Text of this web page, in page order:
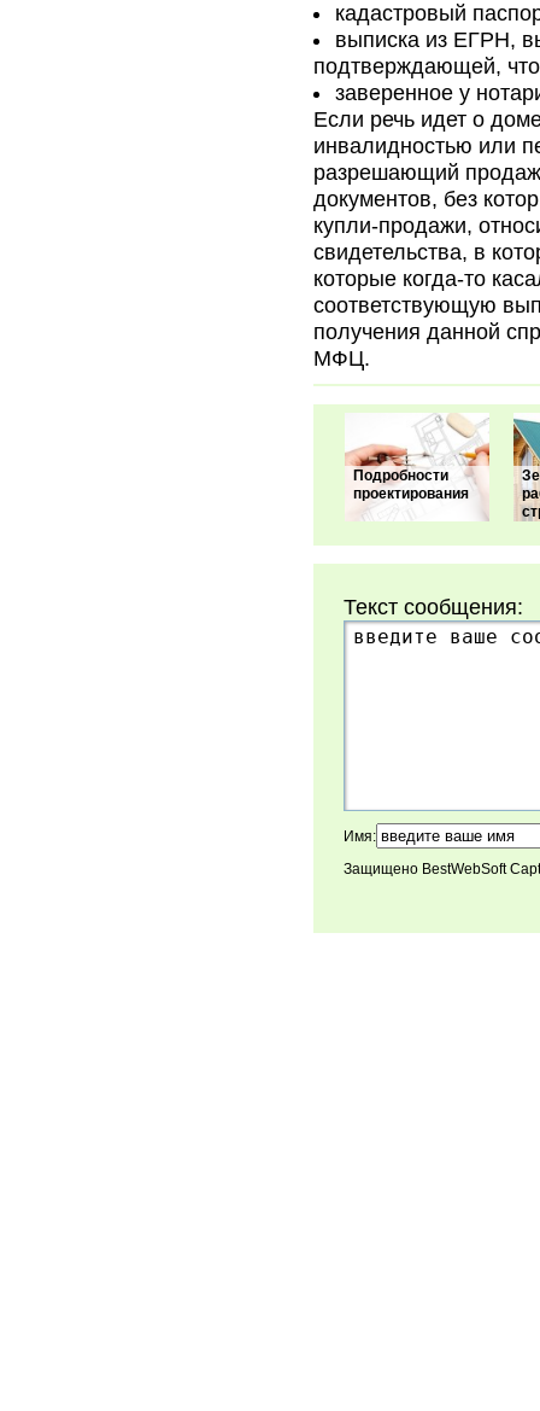
кадастровый
выписка из ЕГРН,
подтверждающей,
заверенное у
Если речь идет о
инвалидностью или
разрешающий
документов, без
купли-продажи,
свидетельства, в
которые когда-то
соответствующую
получения данной
МФЦ.
Подробности
проектирования
Текст сообщения:
Имя:
Защищено BestWebSoft